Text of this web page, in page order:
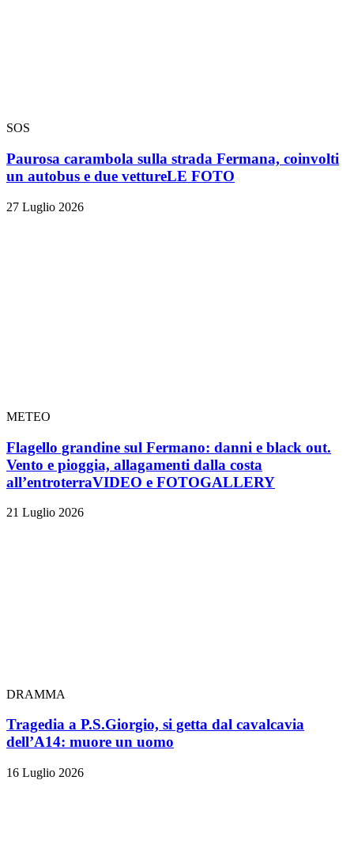
SOS
Paurosa carambola sulla strada Fermana, coinvolti
un autobus e due vettureLE FOTO
27 Luglio 2026
METEO
Flagello grandine sul Fermano: danni e black out.
Vento e pioggia, allagamenti dalla costa
all’entroterraVIDEO e FOTOGALLERY
21 Luglio 2026
DRAMMA
Tragedia a P.S.Giorgio, si getta dal cavalcavia
dell’A14: muore un uomo
16 Luglio 2026